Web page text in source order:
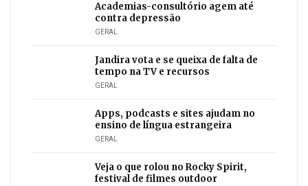
Academias-consultório agem até
contra depressão
GERAL
Jandira vota e se queixa de falta de
tempo na TV e recursos
GERAL
Apps, podcasts e sites ajudam no
ensino de língua estrangeira
GERAL
Veja o que rolou no Rocky Spirit,
festival de filmes outdoor